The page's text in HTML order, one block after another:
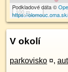
100 m
Podkladové dáta ©
https://
V okolí
parkovisko ¤,